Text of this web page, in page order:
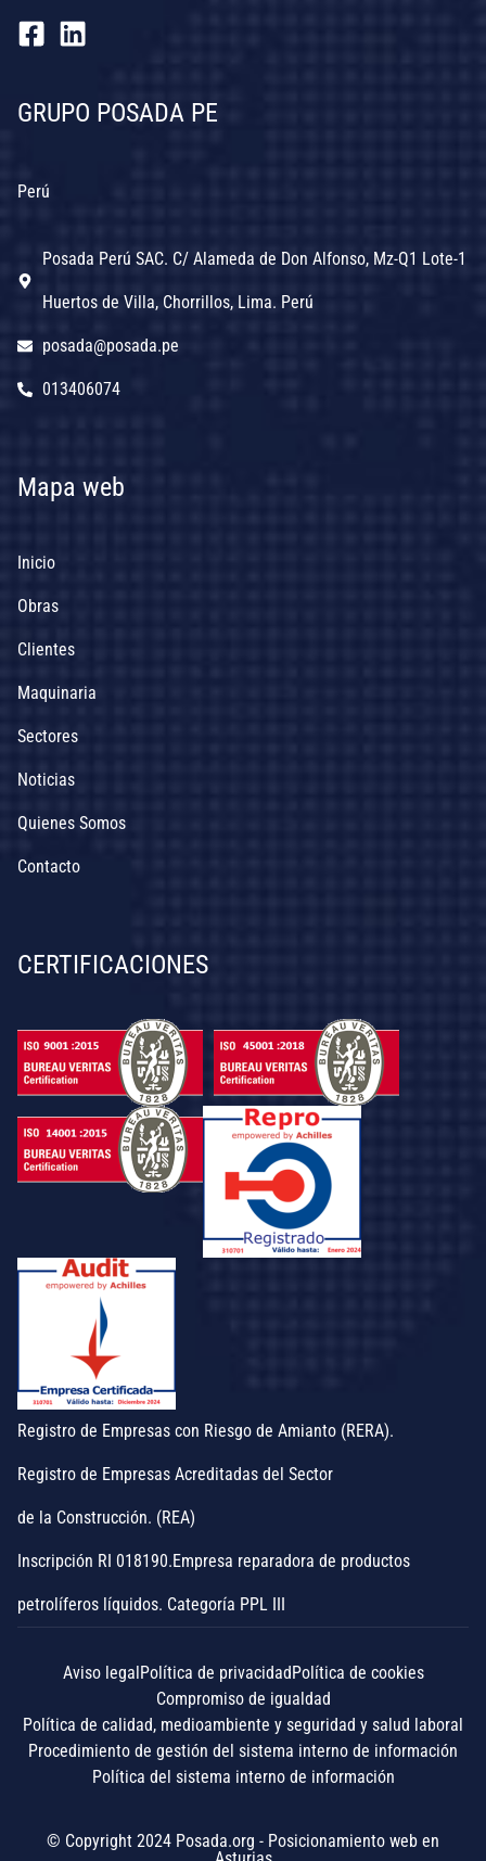
GRUPO POSADA PE
Perú
Posada Perú SAC. C/ Alameda de Don Alfonso, Mz-Q1 Lote-1
Huertos de Villa, Chorrillos, Lima. Perú
posada@posada.pe
013406074
Mapa web
Inicio
Obras
Clientes
Maquinaria
Sectores
Noticias
Quienes Somos
Contacto
CERTIFICACIONES
Registro de Empresas con Riesgo de Amianto (RERA).
Registro de Empresas Acreditadas del Sector
de la Construcción. (REA)
Inscripción RI 018190.Empresa reparadora de productos
petrolíferos líquidos. Categoría PPL III
Aviso legal Política de privacidadPolítica de cookies
Compromiso de igualdad
Política de calidad, medioambiente y seguridad y salud laboral
Procedimiento de gestión del sistema interno de información
Política del sistema interno de información
© Copyright 2024 Posada.org - Posicionamiento web en